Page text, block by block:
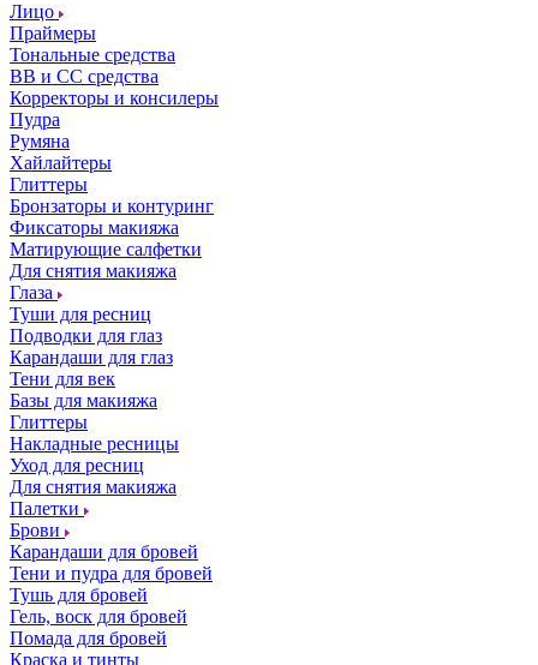
Лицо
Праймеры
Тональные средства
ВВ и СС средства
Корректоры и консилеры
Пудра
Румяна
Хайлайтеры
Глиттеры
Бронзаторы и контуринг
Фиксаторы макияжа
Матирующие салфетки
Для снятия макияжа
Глаза
Туши для ресниц
Подводки для глаз
Карандаши для глаз
Тени для век
Базы для макияжа
Глиттеры
Накладные ресницы
Уход для ресниц
Для снятия макияжа
Палетки
Брови
Карандаши для бровей
Тени и пудра для бровей
Тушь для бровей
Гель, воск для бровей
Помада для бровей
Краска и тинты